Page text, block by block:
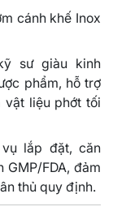
cánh khế Inox
sư giàu kinh
phẩm, hỗ trợ
vật liệu phớt tối
lắp đặt, căn
FDA, đảm
thủ quy định.